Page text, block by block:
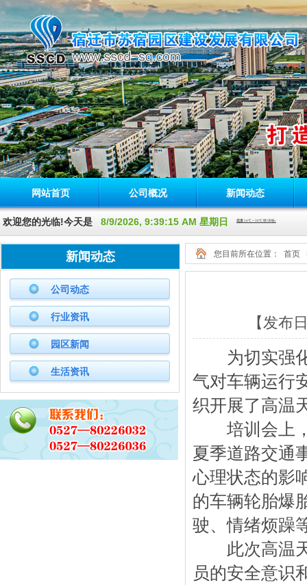
网站首页 公司概况 新闻动态
欢迎您的光临!今天是 8/9/2026, 9:39:15 AM 星期日
新闻动态
公司动态
行业资讯
园区新闻
生活资讯
您目前所在位置： 首页
【发布
为切实强化
气对车辆运行
织开展了高温
培训会上，
夏季道路交通
心理状态的影
的车辆轮胎爆
驶、情绪烦躁
此次高温天
员的安全意识